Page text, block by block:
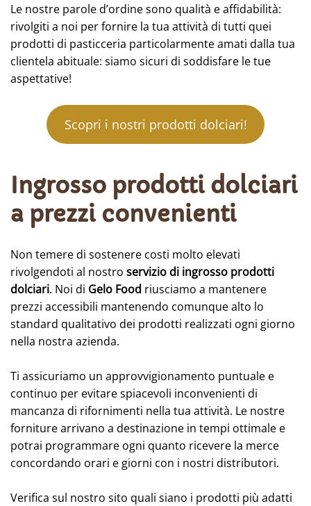
Le nostre parole d’ordine sono qualità e affidabilità:
rivolgiti a noi per fornire la tua attività di tutti quei
prodotti di pasticceria particolarmente amati dalla tua
clientela abituale: siamo sicuri di soddisfare le tue
aspettative!
Scopri i nostri prodotti dolciari!
Ingrosso prodotti dolciari
a prezzi convenienti
Non temere di sostenere costi molto elevati
rivolgendoti al nostro servizio di ingrosso prodotti
dolciari. Noi di Gelo Food riusciamo a mantenere
prezzi accessibili mantenendo comunque alto lo
standard qualitativo dei prodotti realizzati ogni giorno
nella nostra azienda.
Ti assicuriamo un approvvigionamento puntuale e
continuo per evitare spiacevoli inconvenienti di
mancanza di rifornimenti nella tua attività. Le nostre
forniture arrivano a destinazione in tempi ottimale e
potrai programmare ogni quanto ricevere la merce
concordando orari e giorni con i nostri distributori.
Verifica sul nostro sito quali siano i prodotti più adatti